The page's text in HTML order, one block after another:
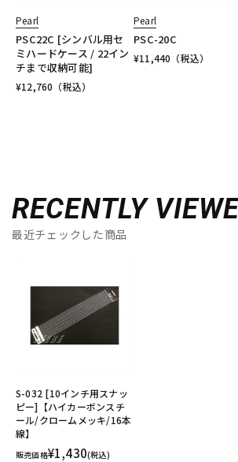
Pearl
PSC22C [シンバル用セ
ミハードケース / 22イン
チまで収納可能]
¥12,760 （税込）
Pearl
PSC-20C
¥11,440 （税込）
RECENTLY
最近チェックした商品
S-032 [10インチ用スナッ
ピー]【ハイカーボンスチ
ール/クロームメッキ/16本
線】
販売価格¥1,430(税込)